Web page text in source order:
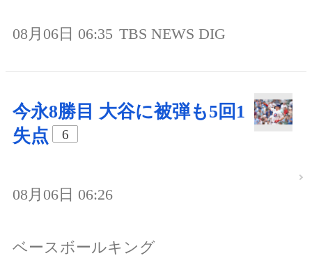
08月06日 06:35 TBS NEWS DIG
今永8勝目 大谷に被弾も5回1
失点
6
08月06日 06:26
ベースボールキング